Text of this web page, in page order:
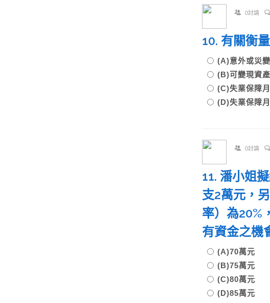
0討論
10. 有關衡
(A)意外或災
(B)可變現資
(C)失業保障
(D)失業保障
0討論
11. 潘小姐
支2萬元，
率）為20%
有資金之機
(A)70萬元
(B)75萬元
(C)80萬元
(D)85萬元